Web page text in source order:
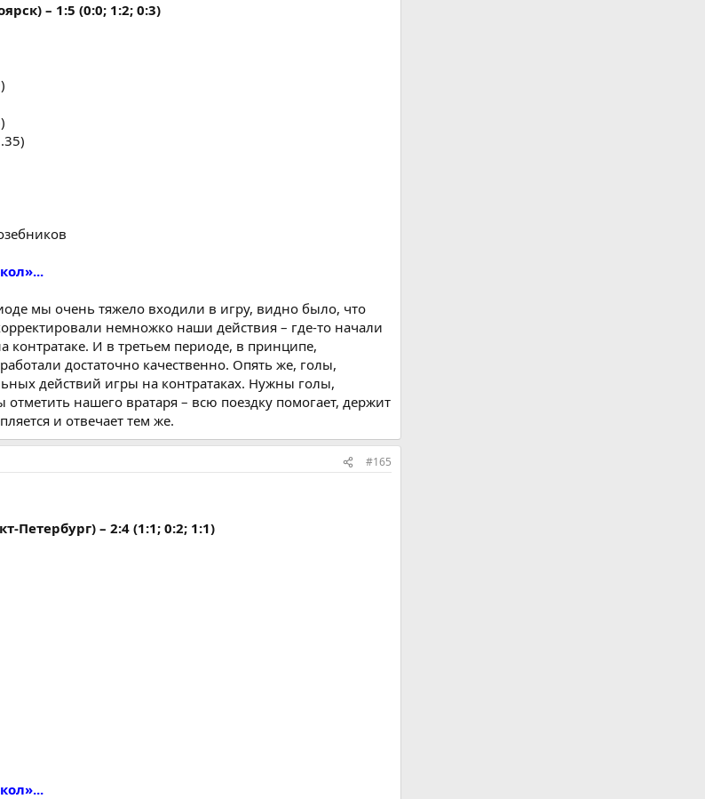
– 1:5 (0:0; 1:2; 0:3)
мы очень тяжело входили в игру, видно было, что
немножко наши действия – где-то начали
контратаке. И в третьем периоде, в принципе,
достаточно качественно. Опять же, голы,
действий игры на контратаках. Нужны голы,
нашего вратаря – всю поездку помогает, держит
и отвечает тем же.
#165
Петербург) – 2:4 (1:1; 0:2; 1:1)